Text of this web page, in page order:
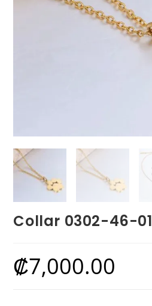
Collar 0302-46-01
₡7,000.00